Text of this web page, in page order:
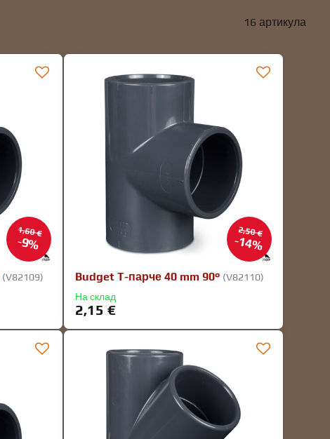
16 артикула
1,60 €
9%
(V82109)
2,50 €
14%
Budget T-парче 40 mm 90° (V82110)
На склад
2,15 €